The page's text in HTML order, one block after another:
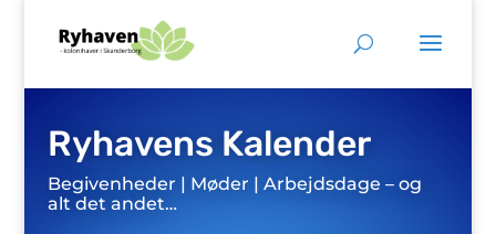
Ryhavens Kalender
Begivenheder | Møder | Arbejdsdage – og
alt det andet…